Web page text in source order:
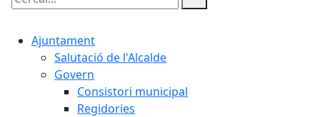
Cercar:
Ajuntament
Salutació de l'Alcalde
Govern
Consistori municipal
Regidories